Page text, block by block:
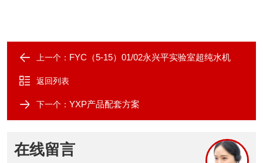
上一个： FYC（5-15）01/02永兴平实验室超纯水机
返回列表
下一个： YXP产品配套方案
在线留言